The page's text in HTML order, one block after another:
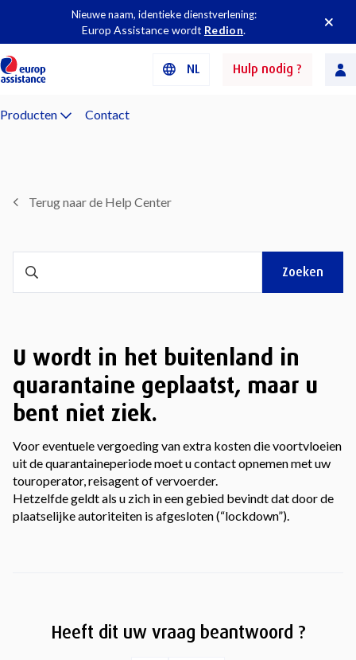
Nieuwe naam, identieke dienstverlening:
Europ Assistance wordt Redion.
NL Hulp nodig ?
Producten Contact
Terug naar de Help Center
Zoeken
U wordt in het buitenland in
quarantaine geplaatst, maar u
bent niet ziek.
Voor eventuele vergoeding van extra kosten die voortvloeien
uit de quarantaineperiode moet u contact opnemen met uw
touroperator, reisagent of vervoerder.
Hetzelfde geldt als u zich in een gebied bevindt dat door de
plaatselijke autoriteiten is afgesloten (“lockdown”).
Heeft dit uw vraag beantwoord ?